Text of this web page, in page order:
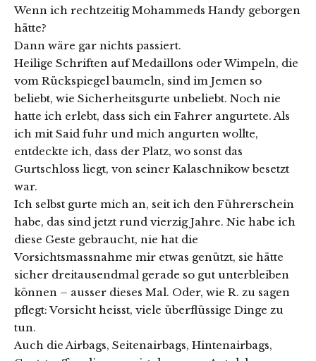
Wenn ich rechtzeitig Mohammeds Handy geborgen
hätte?
Dann wäre gar nichts passiert.
Heilige Schriften auf Medaillons oder Wimpeln, die
vom Rückspiegel baumeln, sind im Jemen so
beliebt, wie Sicherheitsgurte unbeliebt. Noch nie
hatte ich erlebt, dass sich ein Fahrer angurtete. Als
ich mit Said fuhr und mich angurten wollte,
entdeckte ich, dass der Platz, wo sonst das
Gurtschloss liegt, von seiner Kalaschnikow besetzt
war.
Ich selbst gurte mich an, seit ich den Führerschein
habe, das sind jetzt rund vierzig Jahre. Nie habe ich
diese Geste gebraucht, nie hat die
Vorsichtsmassnahme mir etwas genützt, sie hätte
sicher dreitausendmal gerade so gut unterbleiben
können – ausser dieses Mal. Oder, wie R. zu sagen
pflegt: Vorsicht heisst, viele überflüssige Dinge zu
tun.
Auch die Airbags, Seitenairbags, Hintenairbags,